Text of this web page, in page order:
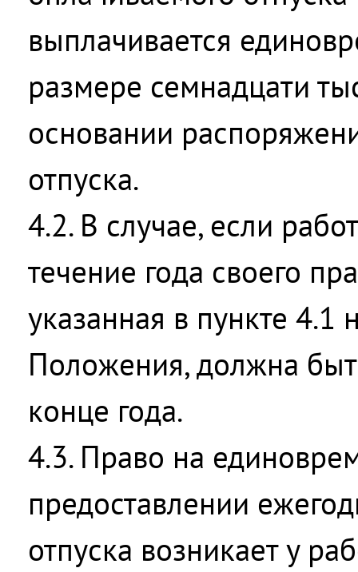
выплачивается
размере семнадцати
основании
отпуска.
4.2. В случае, если
течение года своего
указанная в пункте 4.1
Положения, должна
конце года.
4.3. Право на
предоставлении
отпуска возникает у